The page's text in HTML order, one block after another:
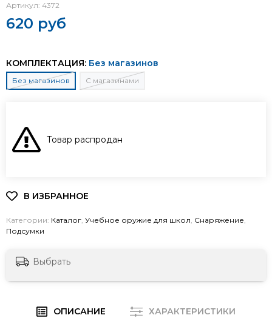
Артикул: 4372
620 руб
КОМПЛЕКТАЦИЯ: Без магазинов
Без магазинов С магазинами
Товар распродан
Категории: Каталог, Учебное оружие для школ, Снаряжение,
Подсумки
Выбрать
ОПИСАНИЕ ХАРАКТЕРИСТИКИ